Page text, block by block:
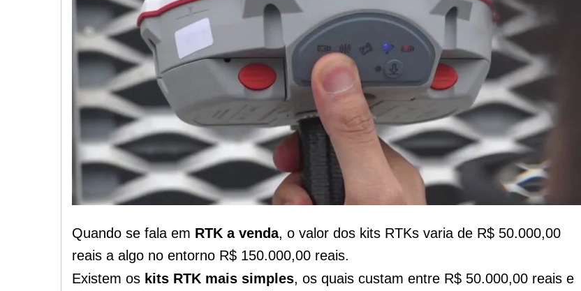
Quando se fala em RTK a venda, o valor dos kits RTKs varia de R$ 50.000,00
reais a algo no entorno R$ 150.000,00 reais.
Existem os kits RTK mais simples, os quais custam entre R$ 50.000,00 reais e